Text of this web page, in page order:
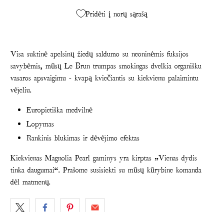
Pridėti į norų sąrašą
Visa suktinė apelsinų žiedų saldumo su neoninėmis fuksijos
savybėmis, mūsų Le Brun trumpas smokingas dvelkia organišku
vasaros apsvaigimu - kvapą kviečiantis su kiekvienu palaimintu
vėjeliu.
Europietiška medvilnė
Lopymas
Rankinis blukimas ir dėvėjimo efektas
Kiekvienas Magnolia Pearl gaminys yra kirptas „Vienas dydis
tinka daugumai“. Prašome susisiekti su mūsų kūrybine komanda
dėl matmenų.